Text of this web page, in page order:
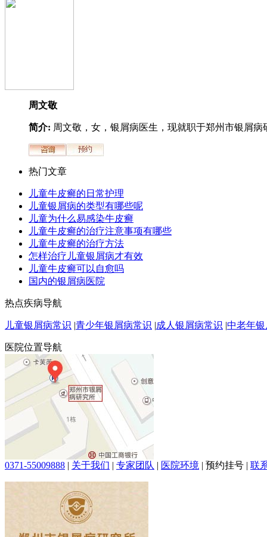
周文敬
简介: 周文敬，女，银屑病医生，现就职于郑州市银屑病
热门文章
儿童牛皮癣的日常护理
儿童银屑病的类型有哪些呢
儿童为什么易感染牛皮癣
儿童牛皮癣的治疗注意事项有哪些
儿童牛皮癣的治疗方法
怎样治疗儿童银屑病才有效
儿童牛皮癣可以自愈吗
国内的银屑病医院
热点疾病导航
儿童银屑病常识 |青少年银屑病常识 |成人银屑病常识 |中老年
医院位置导航
0371-55009888 | 关于我们 | 专家团队 | 医院环境 | 预约挂号 | 联